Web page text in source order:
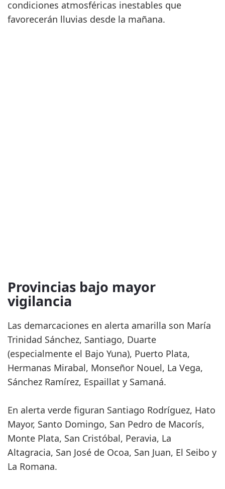
condiciones atmosféricas inestables que
favorecerán lluvias desde la mañana.
Provincias bajo mayor
vigilancia
Las demarcaciones en alerta amarilla son María
Trinidad Sánchez, Santiago, Duarte
(especialmente el Bajo Yuna), Puerto Plata,
Hermanas Mirabal, Monseñor Nouel, La Vega,
Sánchez Ramírez, Espaillat y Samaná.
En alerta verde figuran Santiago Rodríguez, Hato
Mayor, Santo Domingo, San Pedro de Macorís,
Monte Plata, San Cristóbal, Peravia, La
Altagracia, San José de Ocoa, San Juan, El Seibo y
La Romana.